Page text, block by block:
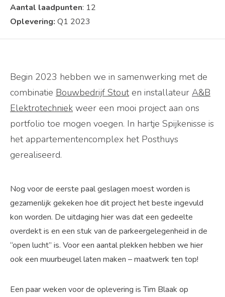
Aantal laadpunten: 12
Oplevering: Q1 2023
Begin 2023 hebben we in samenwerking met de
combinatie Bouwbedrijf Stout en installateur A&B
Elektrotechniek weer een mooi project aan ons
portfolio toe mogen voegen. In hartje Spijkenisse is
het appartementencomplex het Posthuys
gerealiseerd.
Nog voor de eerste paal geslagen moest worden is
gezamenlijk gekeken hoe dit project het beste ingevuld
kon worden. De uitdaging hier was dat een gedeelte
overdekt is en een stuk van de parkeergelegenheid in de
“open lucht” is. Voor een aantal plekken hebben we hier
ook een muurbeugel laten maken – maatwerk ten top!
Een paar weken voor de oplevering is Tim Blaak op